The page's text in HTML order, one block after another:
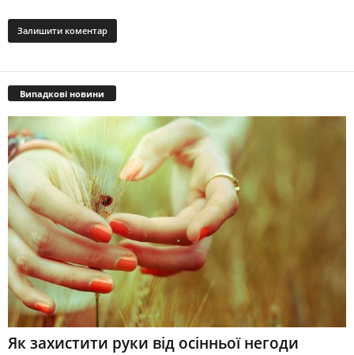
Випадкові новини
Як захистити руки від осінньої негоди